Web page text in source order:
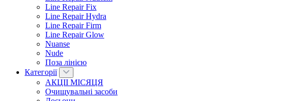
Line Repair Fix
Line Repair Hydra
Line Repair Firm
Line Repair Glow
Nuanse
Nude
Поза лінією
Категорії
АКЦІІ МІСЯЦЯ
Очищувальні засоби